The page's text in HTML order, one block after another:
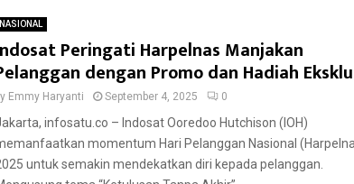
NASIONAL
Peringati Harpelnas Manjakan
dengan Promo dan Hadiah
Emmy Haryanti September 4, 2025 0
infosatu.co – Indosat Ooredoo Hutchison (IOH)
momentum Hari Pelanggan Nasional
untuk semakin mendekatkan diri kepada pelanggan.